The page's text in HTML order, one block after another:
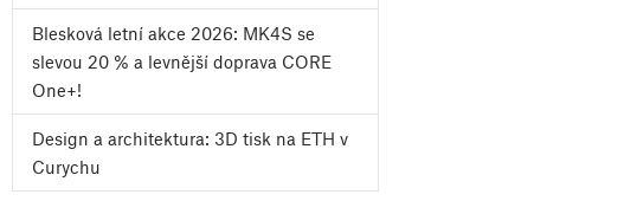
Blesková letní akce 2026: MK4S se
slevou 20 % a levnější doprava CORE
One+!
Design a architektura: 3D tisk na ETH v
Curychu